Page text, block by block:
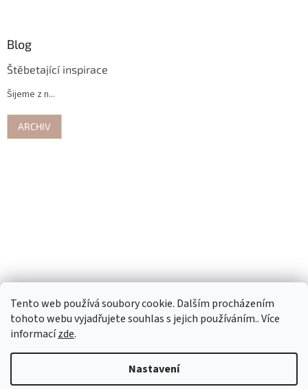
Tento web používá soubory cookie. Dalším procházením
tohoto webu vyjadřujete souhlas s jejich používáním.. Více
informacízde.
Nastavení
Blog
Štěbetající inspirace
Šijeme z n...
ARCHIV
Vytvořil Shoptet